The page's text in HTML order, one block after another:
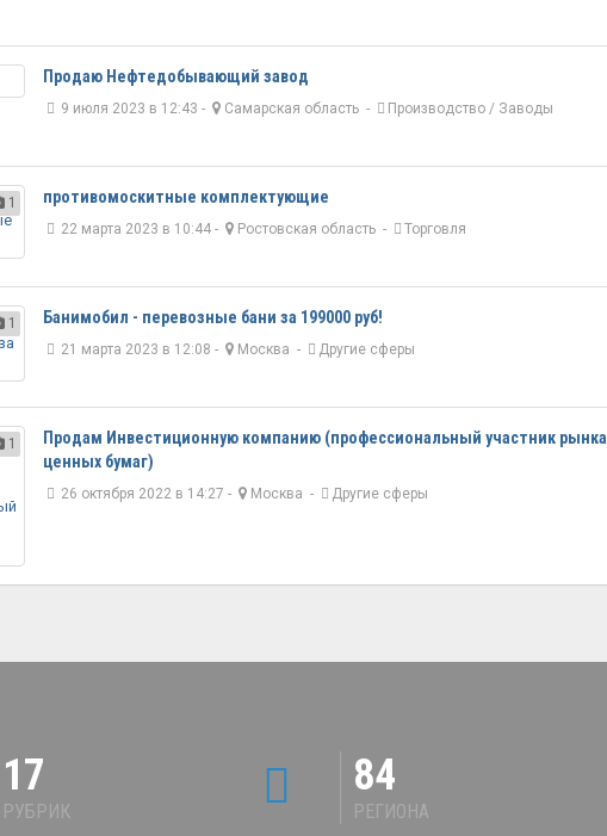
Продаю Нефтедобывающий завод
9 июля 2023 в 12:43 - Самарская область - Производство / Заводы
1 противомоскитные комплектующие
22 марта 2023 в 10:44 - Ростовская область - Торговля
1 Банимобил - перевозные бани за 199000 руб!
21 марта 2023 в 12:08 - Москва - Другие сферы
1
Продам Инвестиционную компанию (профессиональный участник рынка
ценных бумаг)
26 октября 2022 в 14:27 - Москва - Другие сферы
17
РУБРИК
84
РЕГИОНА